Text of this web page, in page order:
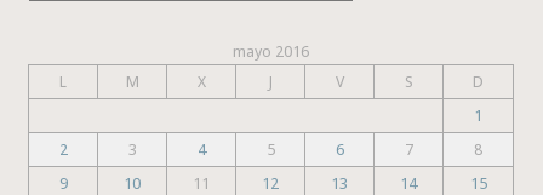
mayo 2016
L
M X J V S
D
1
2
3 4 5 6 7
8
9
10 11 12 13 14
15